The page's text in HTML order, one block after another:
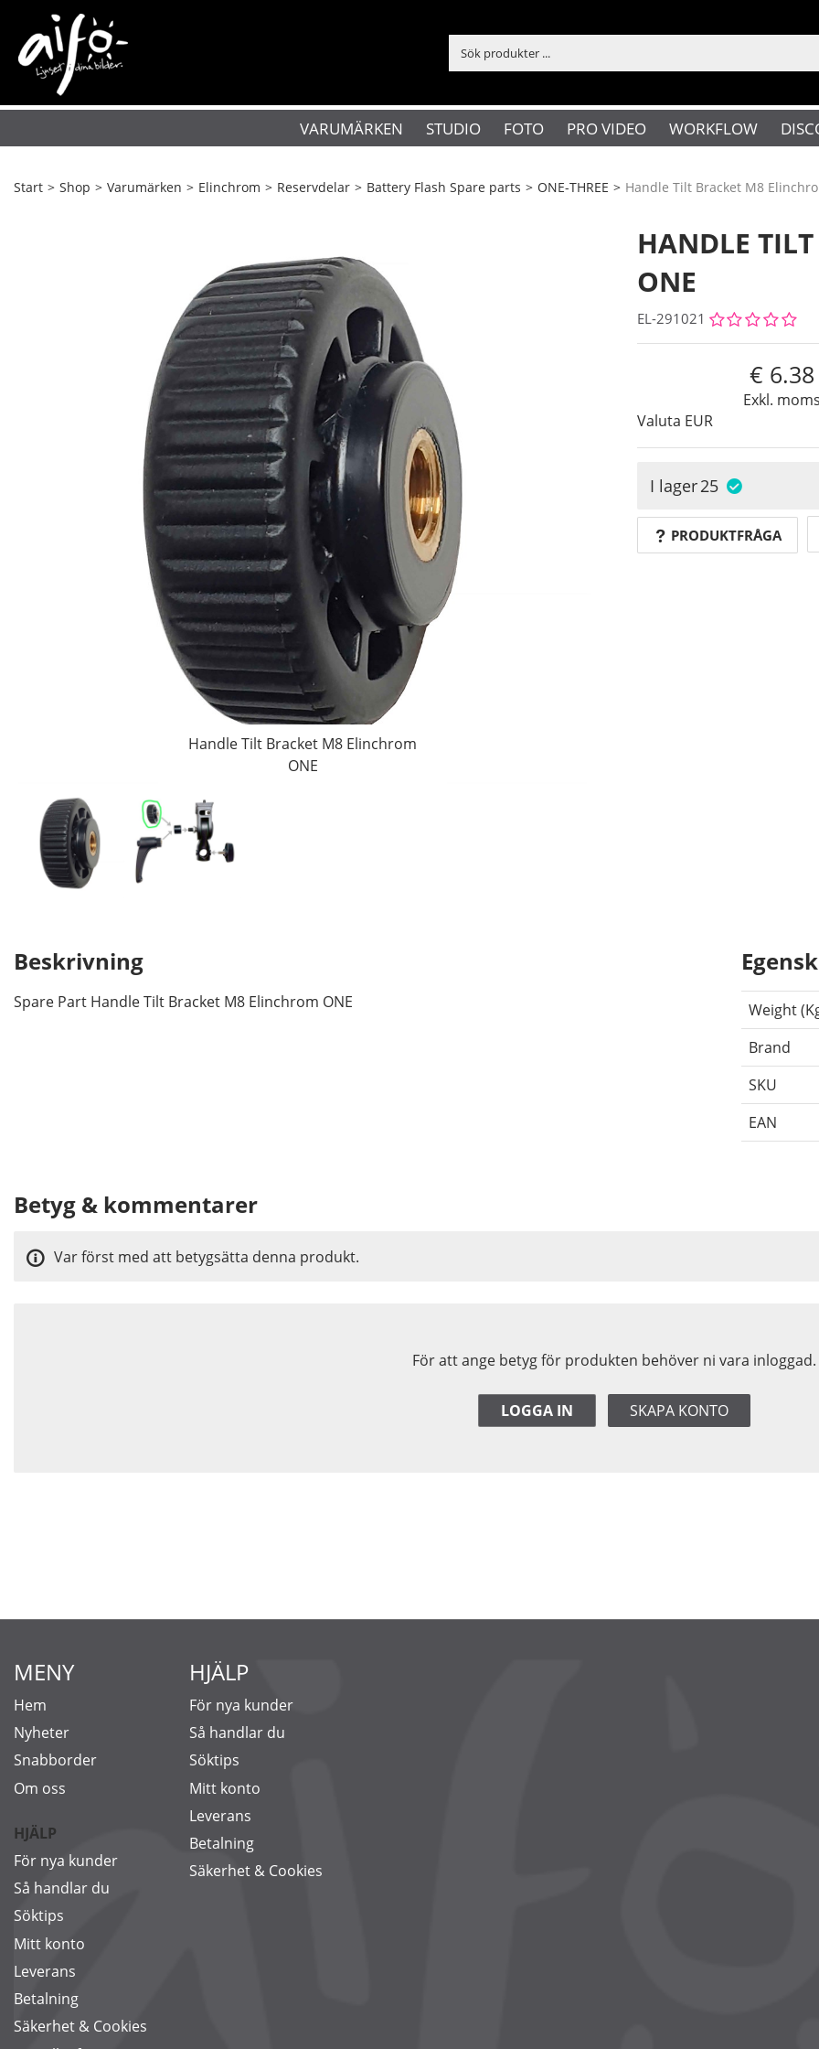
VARUMÄRKEN STUDIO FOTO PRO VIDEO WORKFLOW
Start > Shop > Varumärken > Elinchrom > Reservdelar > Battery Flash Spare parts > ONE-THREE > Handle Tilt Bracket M8
Handle Tilt Bracket M8 Elinchrom
ONE
HANDLE
ONE
EL-291021
Exkl.
6.38
Valuta EUR
I lager25
PRODUKTFRÅGA
Beskrivning
Spare Part Handle Tilt Bracket M8 Elinchrom ONE
Weight
Brand
SKU
EAN
Betyg & kommentarer
För att ange betyg för produkten behöver ni vara inloggad.
LOGGA IN SKAPA KONTO
Var först med att betygsätta denna produkt.
MENY
Hem
Nyheter
Snabborder
Om oss
HJÄLP
För nya kunder
Så handlar du
Söktips
Mitt konto
Leverans
Betalning
Säkerhet & Cookies
HJÄLP
För nya kunder
Så handlar du
Söktips
Mitt konto
Leverans
Betalning
Säkerhet & Cookies